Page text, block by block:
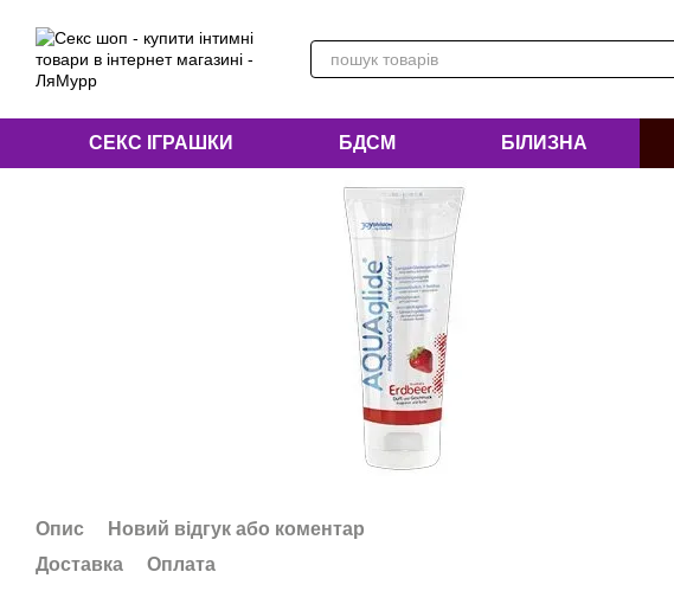
СЕКС ІГРАШКИ БДСМ БІЛИЗНА
Опис
Новий відгук або коментар
Доставка
Оплата